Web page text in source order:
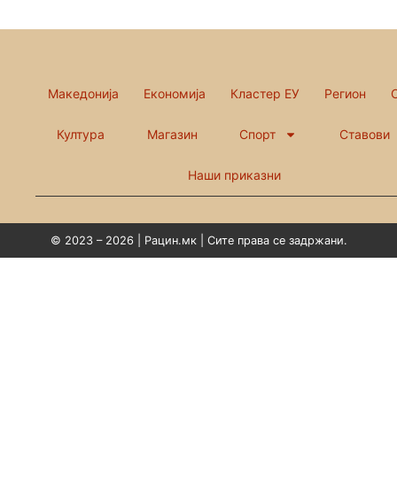
Македонија Економија Кластер ЕУ Регион
Култура Магазин Спорт Ставови
Наши приказни
© 2023 – 2026 | Рацин.мк | Сите права се задржани.